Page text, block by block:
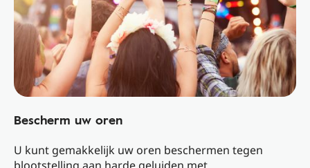
Bescherm uw oren
U kunt gemakkelijk uw oren beschermen tegen